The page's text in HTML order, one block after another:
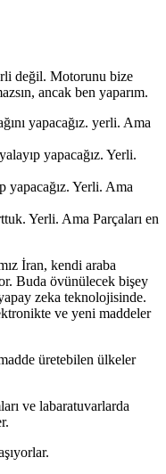
değil. Motorunu bize
ancak ben yaparım.
yapacağız. yerli. Ama
yapacağız. Yerli.
yapacağız. Yerli. Ama
Yerli. Ama Parçaları en
İran, kendi araba
Buda övünülecek bişey
zeka teknolojisinde.
ve yeni maddeler
üretebilen ülkeler
ve labaratuvarlarda